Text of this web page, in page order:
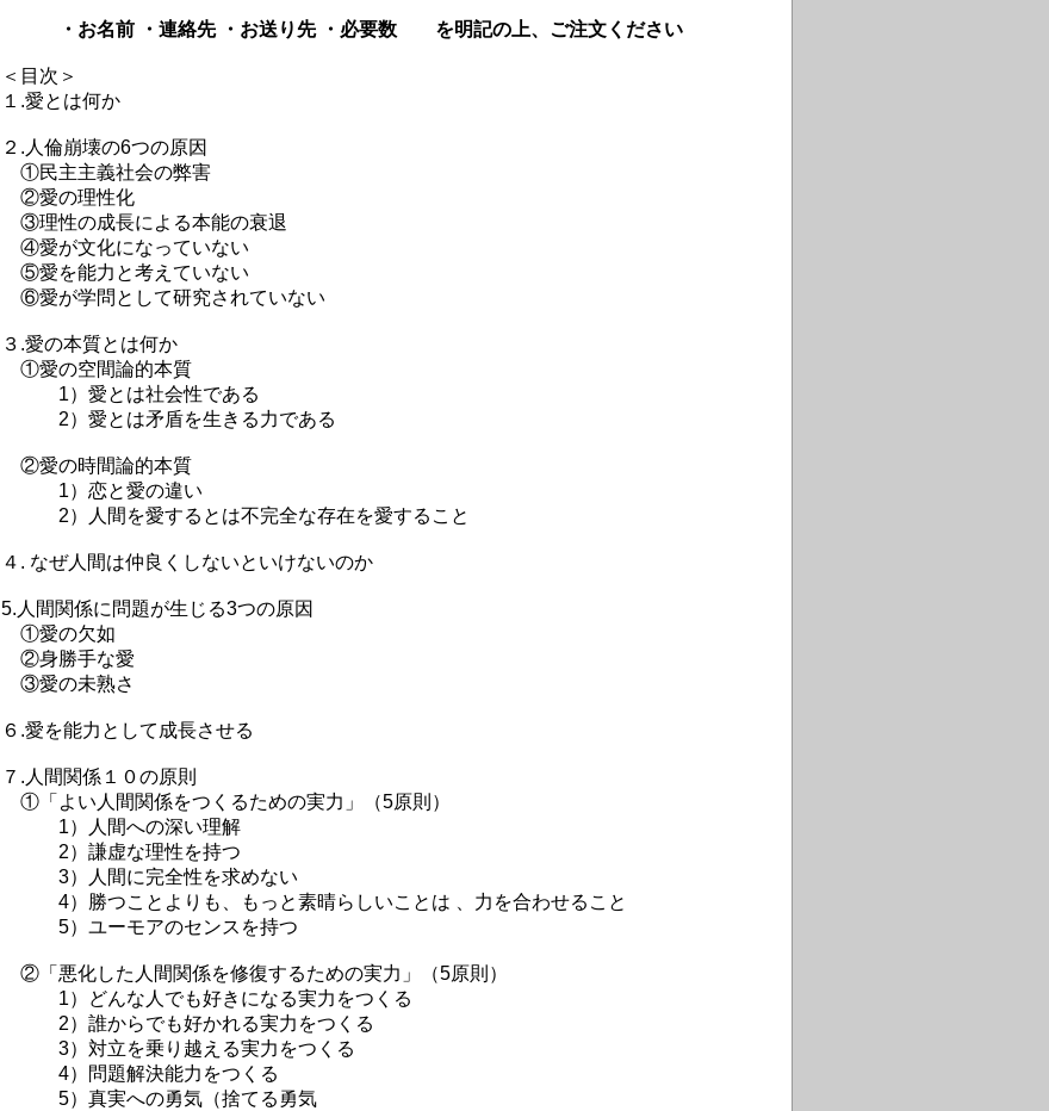
・お名前 ・連絡先 ・お送り先 ・必要数 を明記の上、ご注文ください
＜目次＞
１.愛とは何か
２.人倫崩壊の6つの原因
①民主主義社会の弊害
②愛の理性化
③理性の成長による本能の衰退
④愛が文化になっていない
⑤愛を能力と考えていない
⑥愛が学問として研究されていない
３.愛の本質とは何か
①愛の空間論的本質
1）愛とは社会性である
2）愛とは矛盾を生きる力である
②愛の時間論的本質
1）恋と愛の違い
2）人間を愛するとは不完全な存在を愛すること
４. なぜ人間は仲良くしないといけないのか
5.人間関係に問題が生じる3つの原因
①愛の欠如
②身勝手な愛
③愛の未熟さ
６.愛を能力として成長させる
７.人間関係１０の原則
①「よい人間関係をつくるための実力」（5原則）
1）人間への深い理解
2）謙虚な理性を持つ
3）人間に完全性を求めない
4）勝つことよりも、もっと素晴らしいことは 、力を合わせること
5）ユーモアのセンスを持つ
②「悪化した人間関係を修復するための実力」（5原則）
1）どんな人でも好きになる実力をつくる
2）誰からでも好かれる実力をつくる
3）対立を乗り越える実力をつくる
4）問題解決能力をつくる
5）真実への勇気（捨てる勇気